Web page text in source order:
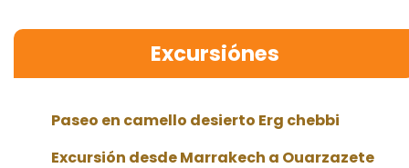
Excursiónes
Paseo en camello desierto Erg chebbi
Excursión desde Marrakech a Ouarzazete